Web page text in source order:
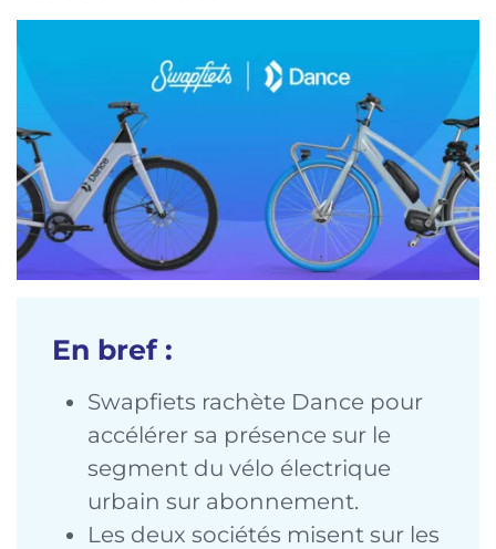
En bref :
Swapfiets rachète Dance pour
accélérer sa présence sur le
segment du vélo électrique
urbain sur abonnement.
Les deux sociétés misent sur les